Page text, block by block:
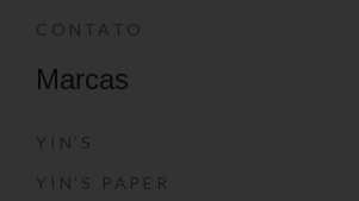
CONTATO
Marcas
YIN’S
YIN’S PAPER